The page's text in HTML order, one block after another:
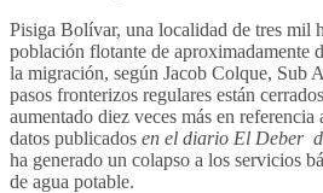
Pisiga Bolívar, una localidad de tres mil
población flotante de aproximadamente
la migración, según Jacob Colque, Sub
pasos fronterizos regulares están
aumentado diez veces más en referencia
datos publicados en el diario El Deber
ha generado un colapso a los servicios
de agua potable.